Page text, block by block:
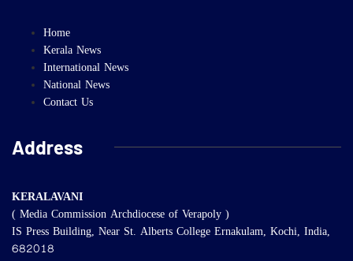
Home
Kerala News
International News
National News
Contact Us
Address
KERALAVANI
( Media Commission Archdiocese of Verapoly )
IS Press Building, Near St. Alberts College Ernakulam, Kochi, India,
682018